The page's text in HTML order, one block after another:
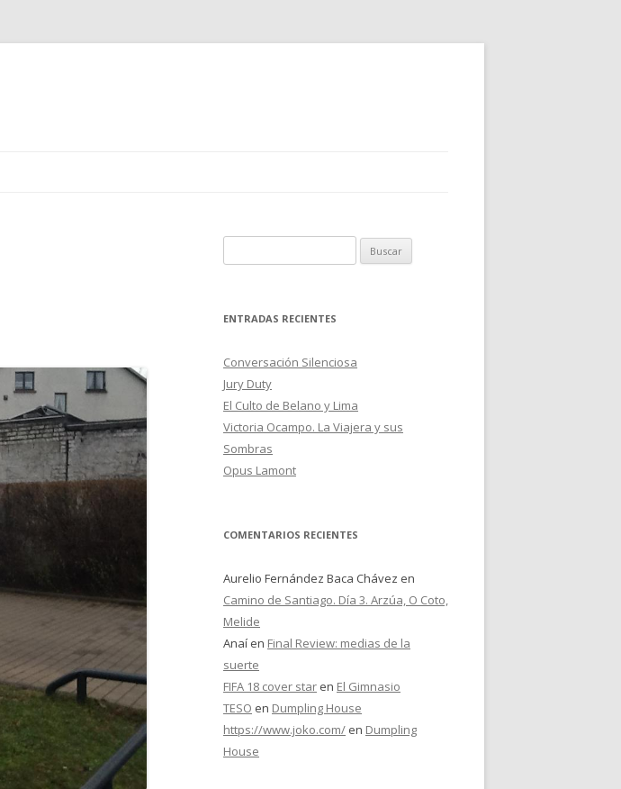
u
c
r
:
ENTRADAS RECIENTES
Conversación Silenciosa
Jury Duty
El Culto de Belano y Lima
Victoria Ocampo. La Viajera y sus
Sombras
Opus Lamont
COMENTARIOS RECIENTES
Aurelio Fernández Baca Chávez en
Camino de Santiago. Día 3. Arzúa, O Coto,
Melide
Anaí en Final Review: medias de la
suerte
FIFA 18 cover star en El Gimnasio
TESO en Dumpling House
https://www.joko.com/ en Dumpling
House